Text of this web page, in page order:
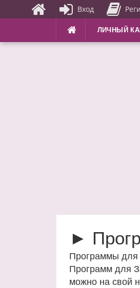
ЛИЧНЫЙ
►
Программы для
Программ для
можно на свой
Вход